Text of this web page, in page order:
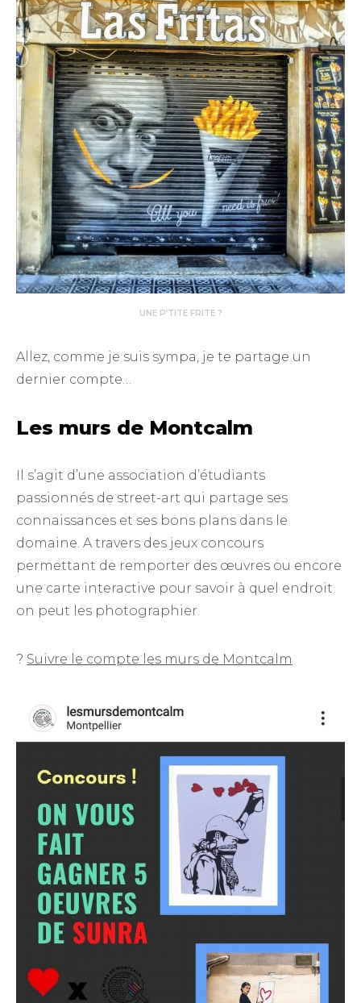
UNE P’TITE FRITE ?
Allez, comme je suis sympa, je te partage un
dernier compte…
Les murs de Montcalm
Il s’agit d’une association d’étudiants
passionnés de street-art qui partage ses
connaissances et ses bons plans dans le
domaine. A travers des jeux concours
permettant de remporter des œuvres ou encore
une carte interactive pour savoir à quel endroit
on peut les photographier.
? Suivre le compte les murs de Montcalm